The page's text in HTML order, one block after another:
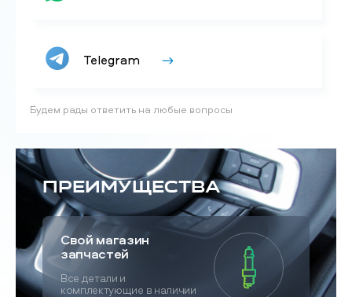
Telegram
Будем рады ответить на любые вопросы
Преимущества
Свой магазин
запчастей
Все детали и
комплектующие в наличии